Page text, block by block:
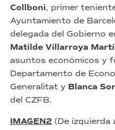
Collboni, primer
Ayuntamiento de
delegada del Gobierno
Matilde Villarroya
asuntos económicos y
Departamento de
Generalitat y Blanca
del CZFB.
IMAGEN2 (De izquierda